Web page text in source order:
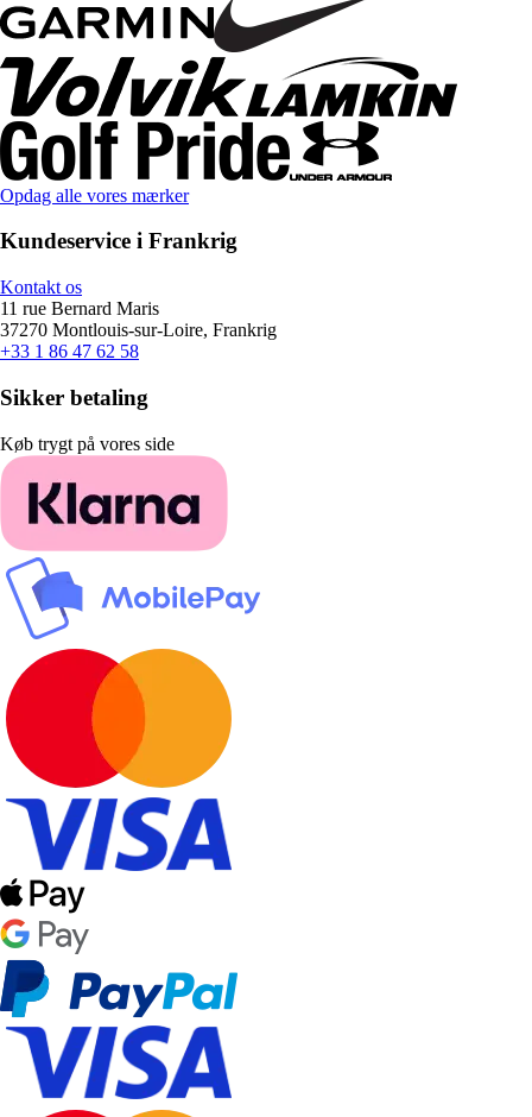
Opdag alle vores mærker
Kundeservice i Frankrig
Kontakt os
11 rue Bernard Maris
37270 Montlouis-sur-Loire, Frankrig
+33 1 86 47 62 58
Sikker betaling
Køb trygt på vores side